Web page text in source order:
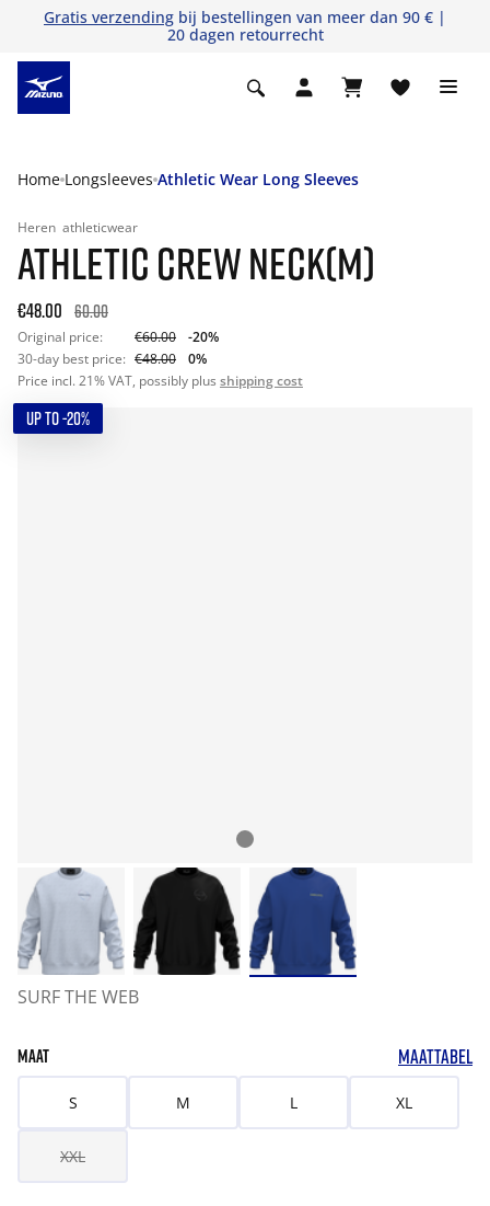
Gratis verzending bij bestellingen van meer dan 90 € |
20 dagen retourrecht
Home Longsleeves Athletic Wear Long Sleeves
Heren athleticwear
ATHLETIC CREW NECK(M)
€48.00 60.00
Original price: €60.00
-20%
30-day best price: €48.00
0%
Price incl. 21% VAT, possibly plus shipping cost
UP TO -20%
SURF THE WEB
MAAT MAATTABEL
S M L XL
XXL